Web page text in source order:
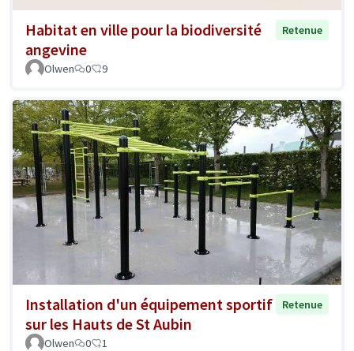
Habitat en ville pour la biodiversité
angevine
Retenue
Olwen 0 9
Installation d'un équipement sportif
sur les Hauts de St Aubin
Retenue
Olwen 0 1